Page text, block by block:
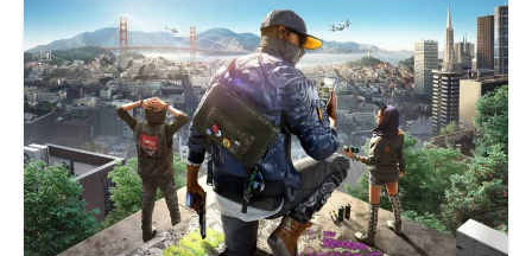
علمی
فناوری‌ها
نجوم و هوا فضا
زمین و محیط زیست
خودرو
سرگرمی